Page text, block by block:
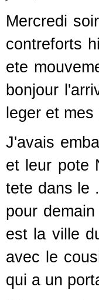
Mercredi
contreforts
ete
bonjour
leger et
J'avais
et leur pote
tete dans le
pour
est la ville
avec le
qui a un